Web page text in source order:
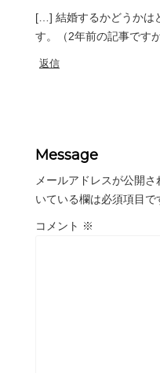
[…] 結婚するかどうかは
す。（2年前の記事です
返信
Message
メールアドレスが公開さ
いている欄は必須項目で
コメント ※